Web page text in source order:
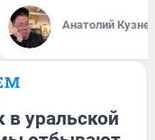
Анатолий
уральской